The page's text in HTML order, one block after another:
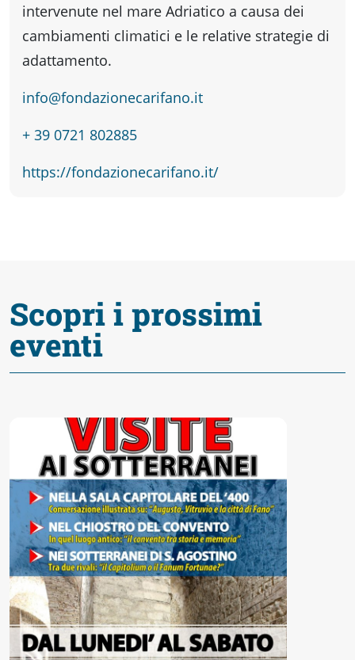
Informazioni
Guide
Fano
intervenute nel mare Adriatico a causa dei
cambiamenti climatici e le relative strategie di
adattamento.
info@fondazionecarifano.it
+ 39 0721 802885
https://fondazionecarifano.it/
Scopri i prossimi
eventi